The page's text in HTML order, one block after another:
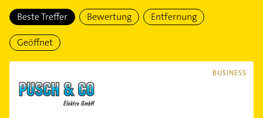
Beste Treffer Bewertung Entfernung
Geöffnet
BUSINESS